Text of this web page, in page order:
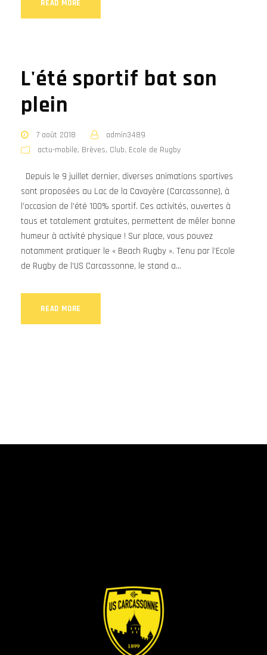
READ MORE
L'été sportif bat son
plein
7 août 2018
admin3489
actu-mobile, Brèves, Club, Ecole de Rugby
Depuis le 9 juillet dernier, diverses animations sportives
sont proposées au Lac de la Cavayère (Carcassonne), à
l’occasion de l’été 100% sportif. Ces activités, ouvertes à
tous et totalement gratuites, permettent de mêler bonne
humeur à activité physique ! Sur place, vous pouvez
notamment pratiquer le « Beach Rugby ». Tenu par l’Ecole
de Rugby de l’US Carcassonne, le stand a...
READ MORE